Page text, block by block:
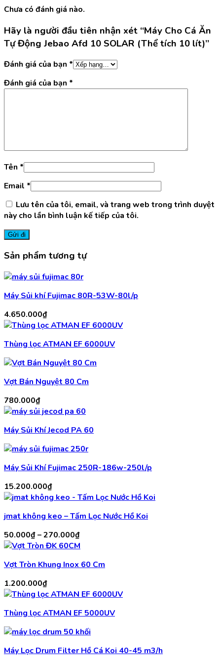
Chưa có đánh giá nào.
Hãy là người đầu tiên nhận xét “Máy Cho Cá Ăn
Tự Động Jebao Afd 10 SOLAR (Thể tích 10 lít)”
Đánh giá của bạn *
Đánh giá của bạn *
Tên *
Email *
Lưu tên của tôi, email, và trang web trong trình duyệt
này cho lần bình luận kế tiếp của tôi.
Sản phẩm tương tự
Máy Sủi khí Fujimac 80R-53W-80l/p
4.650.000₫
Thùng lọc ATMAN EF 6000UV
Vợt Bán Nguyệt 80 Cm
780.000₫
Máy Sủi Khí Jecod PA 60
Máy Sủi Khí Fujimac 250R-186w-250l/p
15.200.000₫
jmat không keo – Tấm Lọc Nước Hồ Koi
50.000₫–270.000₫Khoảng
giá:
50.000₫
270.000₫
Vợt Tròn Khung Inox 60 Cm
1.200.000₫
Thùng lọc ATMAN EF 5000UV
Máy Lọc Drum Filter Hồ Cá Koi 40-45 m3/h